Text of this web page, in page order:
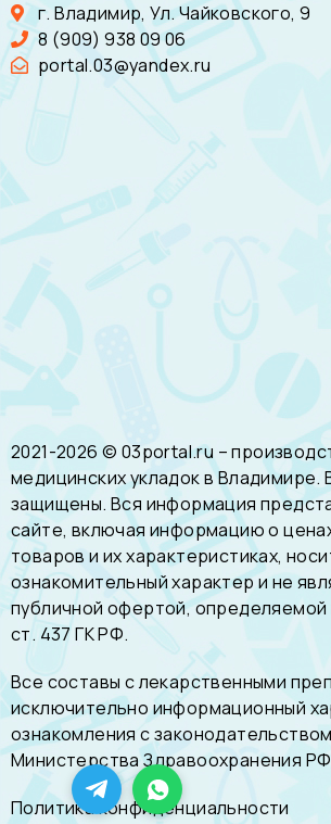
г. Владимир, Ул. Чайковского, 9
8 (909) 938 09 06
portal.03@yandex.ru
2021-2026 © 03portal.ru –
медицинских укладок в Владимире.
защищены. Вся информация
сайте, включая информацию о
товаров и их характеристиках,
ознакомительный характер и не
публичной офертой,
ст. 437 ГК РФ.
Все составы с лекарственными
исключительно информационный
ознакомления с
Министерства Здравоохранения
Политика конфиденциальности